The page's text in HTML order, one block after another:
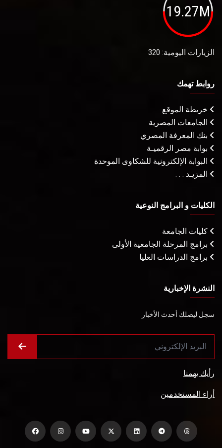
19.27M
الزيارات اليومية: 320
روابط تهمك
خريطة الموقع
الجامعات المصرية
بنك المعرفة المصري
بوابة مصر الرقميـة
البوابة الإلكترونية للشكاوى الموحدة
المزيـد . . .
الكليات و البرامج النوعية
كليات الجامعة
برامج المرحلة الجامعية الأولى
برامج الدراسات العليا
النشرة الإخبارية
سجل ليصلك أحدث الأخبار
رأيك يهمنا
أراء المستخدمين